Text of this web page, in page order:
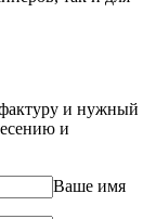
и нужный
и
Ваше имя